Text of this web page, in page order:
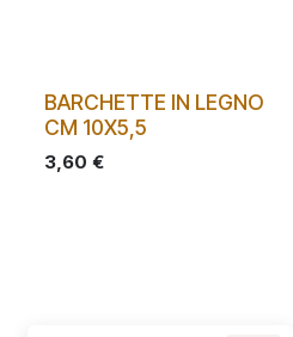
BARCHETTE IN LEGNO
CM 10X5,5
3,60 €